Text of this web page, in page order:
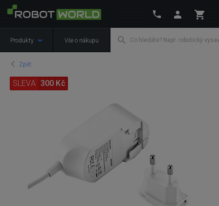
Produkty Vše o nákupu
Zpět
SLEVA 300 Kč